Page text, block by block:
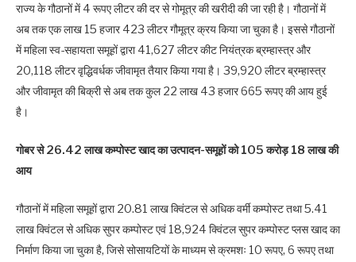
राज्य के गौठानों में 4 रूपए लीटर की दर से गोमूत्र की खरीदी की जा रही है। गौठानों में
अब तक एक लाख 15 हजार 423 लीटर गौमूत्र क्रय किया जा चुका है। इससे गौठानों
में महिला स्व-सहायता समूहों द्वारा 41,627 लीटर कीट नियंत्रक ब्रम्हास्त्र और
20,118 लीटर वृद्धिवर्धक जीवामृत तैयार किया गया है। 39,920 लीटर ब्रम्हास्त्र
और जीवामृत की बिक्री से अब तक कुल 22 लाख 43 हजार 665 रूपए की आय हुई
है।
गोबर से 26.42 लाख कम्पोस्ट खाद का उत्पादन-समूहों को 105 करोड़ 18 लाख की
आय
गौठानों में महिला समूहों द्वारा 20.81 लाख क्विंटल से अधिक वर्मी कम्पोस्ट तथा 5.41
लाख क्विंटल से अधिक सुपर कम्पोस्ट एवं 18,924 क्विंटल सुपर कम्पोस्ट प्लस खाद का
निर्माण किया जा चुका है, जिसे सोसायटियों के माध्यम से क्रमशः 10 रूपए, 6 रूपए तथा